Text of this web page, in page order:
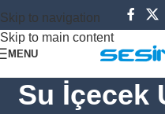
Skip to navigation
Skip to main content
MENU
Su İçecek